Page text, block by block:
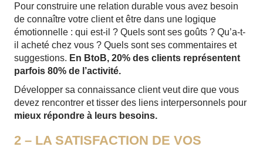
Pour construire une relation durable vous avez besoin
de connaître votre client et être dans une logique
émotionnelle : qui est-il ? Quels sont ses goûts ? Qu’a-t-
il acheté chez vous ? Quels sont ses commentaires et
suggestions. En BtoB, 20% des clients représentent
parfois 80% de l’activité.
Développer sa connaissance client veut dire que vous
devez rencontrer et tisser des liens interpersonnels pour
mieux répondre à leurs besoins.
2 – LA SATISFACTION DE VOS